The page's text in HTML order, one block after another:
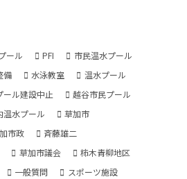
ール PFI
市民温水プール
備 水泳教室
温水プール
ール建設中止
越谷市民プール
温水プール
草加市
市政
斉藤雄二
草加市議会
柿木青柳地区
一般質問 スポーツ施設